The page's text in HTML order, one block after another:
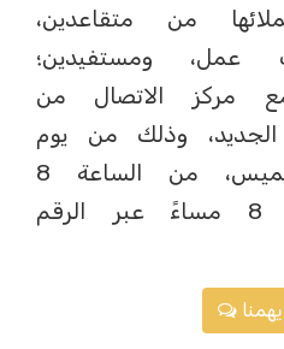
من متقاعدين،
عمل، ومستفيدين؛
مع مركز الاتصال من
وذلك من يوم
الأحد إلى يوم الخميس، من الساعة 8
صباحًا حتى الساعة 8 مساءً عبر الرقم